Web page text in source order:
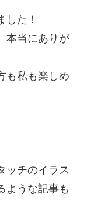
した！
本当にありが
も私も楽しめ
ッチのイラス
ような記事も